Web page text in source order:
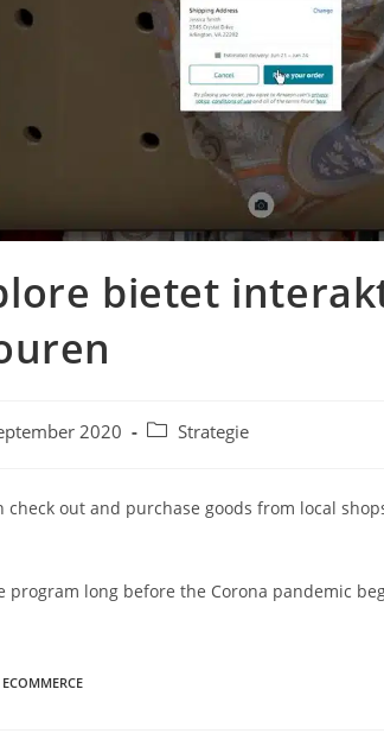
bietet
2020 Strategie
check out and purchase goods from local
program long before the Corona pandemic
ECOMMERCE